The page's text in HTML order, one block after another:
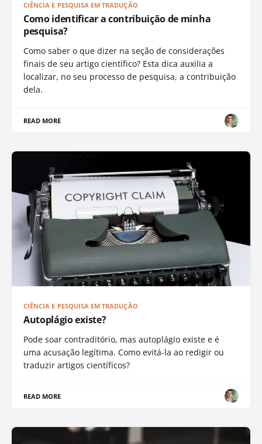
CIÊNCIA E PESQUISA EM TRADUÇÃO
Como identificar a contribuição de minha
pesquisa?
Como saber o que dizer na seção de considerações
finais de seu artigo científico? Esta dica auxilia a
localizar, no seu processo de pesquisa, a contribuição
dela.
READ MORE
CIÊNCIA E PESQUISA EM TRADUÇÃO
Autoplágio existe?
Pode soar contraditório, mas autoplágio existe e é
uma acusação legítima. Como evitá-la ao redigir ou
traduzir artigos científicos?
READ MORE